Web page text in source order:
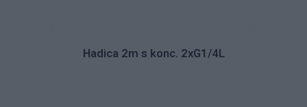
Hadica 2m s konc. 2xG1/4L